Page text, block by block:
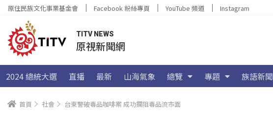
原住民族文化事業基金會 Facebook 粉絲專頁 YouTube 頻道 Instagram
TITV NEWS
原視新聞網
2024 總統大選 直播 最新 山海氣象 總覽 專題 族語新聞
首頁 社會 台東警破毒品咖啡案 成功攔阻毒品流市面